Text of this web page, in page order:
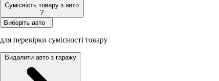
Сумісність товару з авто
?
Виберіть авто
для перевірки сумісності товару
Видалити авто з гаражу